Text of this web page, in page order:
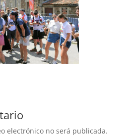
electrónico no será publicada.